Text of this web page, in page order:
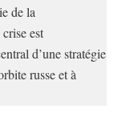
de la
est
d’une stratégie
russe et à